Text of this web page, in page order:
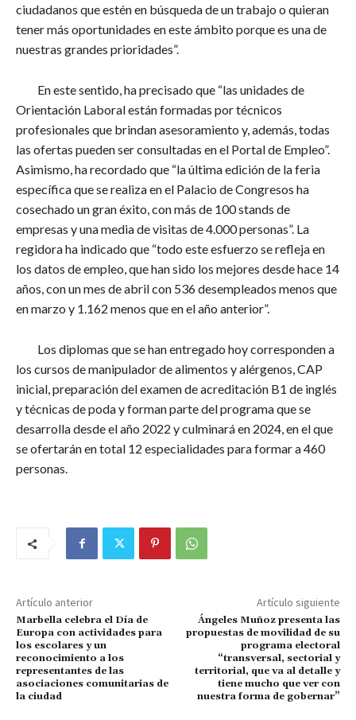
ciudadanos que estén en búsqueda de un trabajo o quieran
tener más oportunidades en este ámbito porque es una de
nuestras grandes prioridades”.
En este sentido, ha precisado que “las unidades de
Orientación Laboral están formadas por técnicos
profesionales que brindan asesoramiento y, además, todas
las ofertas pueden ser consultadas en el Portal de Empleo”.
Asimismo, ha recordado que “la última edición de la feria
específica que se realiza en el Palacio de Congresos ha
cosechado un gran éxito, con más de 100 stands de
empresas y una media de visitas de 4.000 personas”. La
regidora ha indicado que “todo este esfuerzo se refleja en
los datos de empleo, que han sido los mejores desde hace 14
años, con un mes de abril con 536 desempleados menos que
en marzo y 1.162 menos que en el año anterior”.
Los diplomas que se han entregado hoy corresponden a
los cursos de manipulador de alimentos y alérgenos, CAP
inicial, preparación del examen de acreditación B1 de inglés
y técnicas de poda y forman parte del programa que se
desarrolla desde el año 2022 y culminará en 2024, en el que
se ofertarán en total 12 especialidades para formar a 460
personas.
Artículo anterior
Marbella celebra el Día de
Europa con actividades para
los escolares y un
reconocimiento a los
representantes de las
asociaciones comunitarias de
la ciudad
Artículo siguiente
Ángeles Muñoz presenta las
propuestas de movilidad de su
programa electoral
“transversal, sectorial y
territorial, que va al detalle y
tiene mucho que ver con
nuestra forma de gobernar”